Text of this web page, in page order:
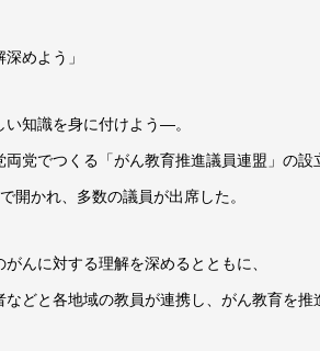
深めよう」
い知識を身に付けよう―。
両党でつくる「がん教育推進議員連盟」の設
開かれ、多数の議員が出席した。
んに対する理解を深めるとともに、
などと各地域の教員が連携し、がん教育を